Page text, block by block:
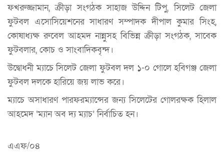
ফখরুজ্জামান, ক্রীড়া সংগঠক সাহাজ উদ্দিন টিপু, সিলেট জেলা
ফুটবল এসোসিয়েশনের সাধারণ সম্পাদক দীপাল কুমার সিংহ,
কোষাধ্যক্ষ রুবেল আহমদ নান্নুসহ বিভিন্ন ক্রীড়া সংগঠক, সাবেক
ফুটবলার, কোচ ও সাংবাদিকবৃন্দ।
উদ্বোধনী ম্যাচে সিলেট জেলা ফুটবল দল ১-০ গোলে হবিগঞ্জ জেলা
ফুটবল দলকে হারিয়ে জয় লাভ করে।
ম্যাচে অসাধারণ পারফরম্যান্সের জন্য সিলেটের গোলরক্ষক হিলাল
আহমেদ ‘ম্যান অব দ্য ম্যাচ’ নির্বাচিত হন।
এএফ/০৪